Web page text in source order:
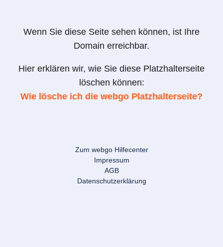
Wenn Sie diese Seite sehen können, ist Ihre
Domain erreichbar.
Hier erklären wir, wie Sie diese Platzhalterseite
löschen können:
Wie lösche ich die webgo Platzhalterseite?
Zum webgo Hilfecenter
Impressum
AGB
Datenschutzerklärung